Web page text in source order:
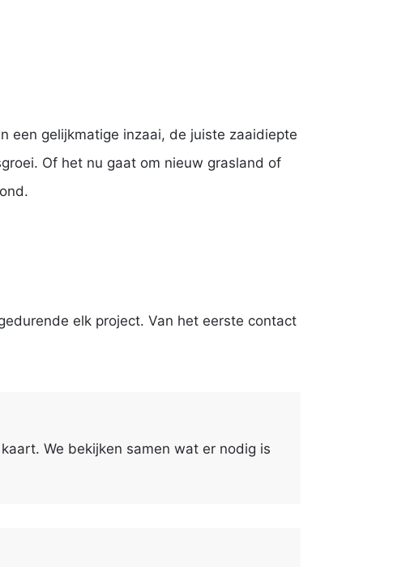
een gelijkmatige inzaai, de juiste zaaidiepte
Of het nu gaat om nieuw grasland of
elk project. Van het eerste contact
We bekijken samen wat er nodig is